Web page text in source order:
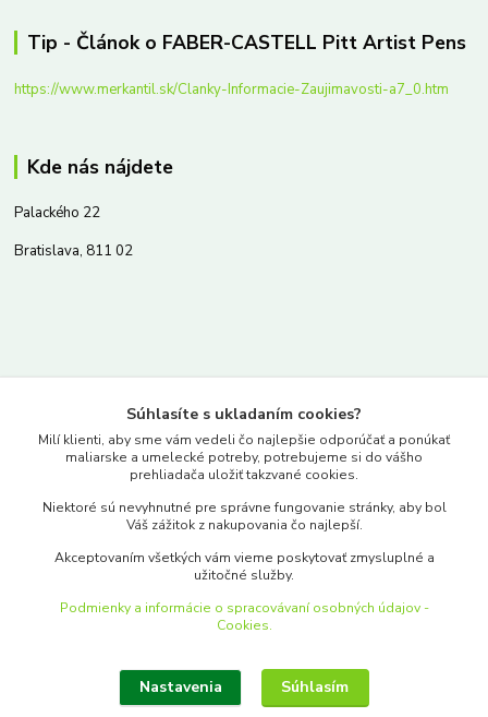
Tip - Článok o FABER-CASTELL Pitt Artist Pens
https://www.merkantil.sk/Clanky-Informacie-Zaujimavosti-a7_0.htm
Kde nás nájdete
Palackého 22
Bratislava, 811 02
www.merkantil.sk
Pondelok-Piatok: 9.00-17.00hod.
objednavky@merkantil-obchod.sk
Upraviť zber cookies.
Súhlasíte s ukladaním cookies?
Milí klienti, aby sme vám vedeli čo najlepšie odporúčať a ponúkať
maliarske a umelecké potreby, potrebujeme si do vášho
prehliadača uložiť takzvané cookies.
Niektoré sú nevyhnutné pre správne fungovanie stránky, aby bol
Váš zážitok z nakupovania čo najlepší.
Akceptovaním všetkých vám vieme poskytovať zmysluplné a
užitočné služby.
Podmienky a informácie o spracovávaní osobných údajov -
Cookies.
Nastavenia Súhlasím